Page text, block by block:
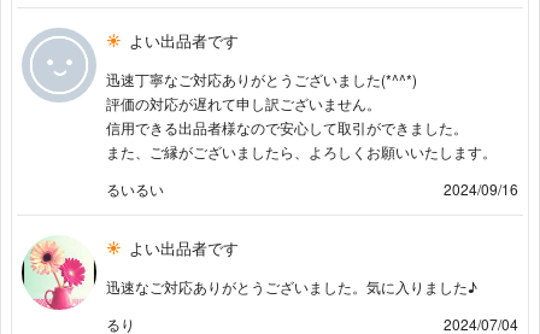
よい出品者です
迅速丁寧なご対応ありがとうございました(*^^*)
評価の対応が遅れて申し訳ございません。
信用できる出品者様なので安心して取引ができました。
また、ご縁がございましたら、よろしくお願いいたします。
るいるい
2024/09/16
よい出品者です
迅速なご対応ありがとうございました。気に入りました♪
るり
2024/07/04